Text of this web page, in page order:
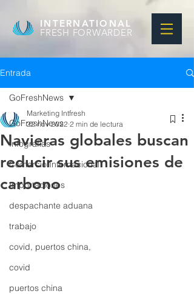
INTERNATIONAL
FRESH FORWARDER
Entrada
GoFreshNews
Infografias
Comercio Internacional
Importaciones
despachante aduana
trabajo
covid, puertos china,
covid
puertos china
GoFreshNews
Navieras globales buscan
reducir sus emisiones de
carbono
Marketing Intfresh
22 nov 2022 2 min de lectura